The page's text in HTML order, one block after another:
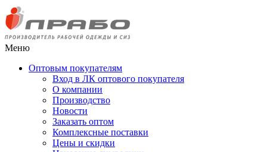
Меню
Оптовым покупателям
Вход в ЛК оптового покупателя
О компании
Производство
Новости
Заказать оптом
Комплексные поставки
Цены и скидки